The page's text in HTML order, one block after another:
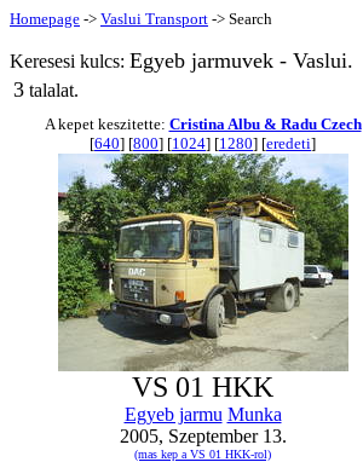
Homepage -> Vaslui Transport -> Search
Keresesi kulcs: Egyeb jarmuvek - Vaslui.
3 talalat.
A kepet keszitette: Cristina Albu & Radu Czech
[640] [800] [1024] [1280] [eredeti]
VS 01 HKK
Egyeb jarmu Munka
2005, Szeptember 13.
(mas kep a VS 01 HKK-rol)